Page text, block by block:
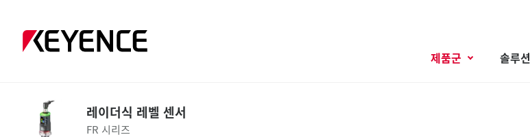
제품군 솔루션
레이더식 레벨 센서
FR 시리즈